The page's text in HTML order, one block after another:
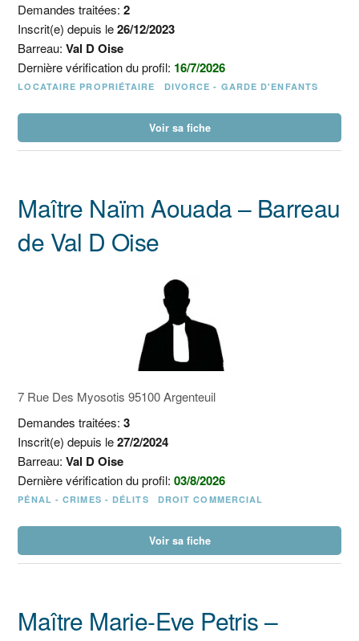
Demandes traitées:2
Inscrit(e) depuis le26/12/2023
Barreau:Val D Oise
Dernière vérification du profil: 16/7/2026
LOCATAIRE PROPRIÉTAIRE DIVORCE - GARDE D'ENFANTS
Voir sa fiche
Maître Naïm Aouada – Barreau
de Val D Oise
7 Rue Des Myosotis 95100 Argenteuil
Demandes traitées:3
Inscrit(e) depuis le27/2/2024
Barreau:Val D Oise
Dernière vérification du profil:03/8/2026
PÉNAL - CRIMES - DÉLITS DROIT COMMERCIAL
Voir sa fiche
Maître Marie-Eve Petris –